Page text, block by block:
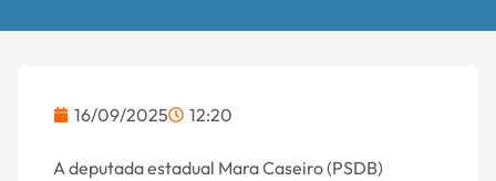
16/09/2025 12:20
A deputada estadual Mara Caseiro (PSDB)